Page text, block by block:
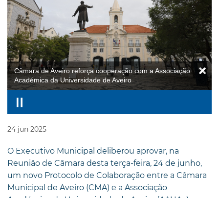
Câmara de Aveiro reforça cooperação com a Associação
Académica da Universidade de Aveiro
24 jun 2025
O Executivo Municipal deliberou aprovar, na
Reunião de Câmara desta terça-feira, 24 de junho,
um novo Protocolo de Colaboração entre a Câmara
Municipal de Aveiro (CMA) e a Associação